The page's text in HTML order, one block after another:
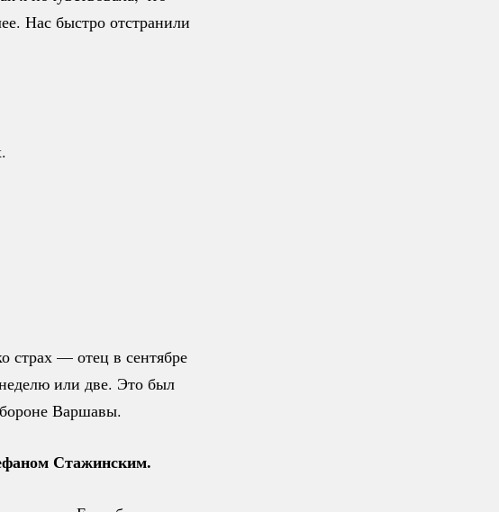
Нас быстро отстранили
страх — отец в сентябре
или две. Это был
Варшавы.
Стажинским.